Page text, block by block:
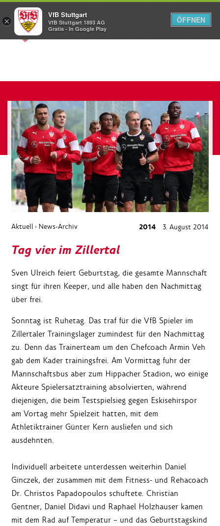
Menü
Aktuell › News-Archiv 2014 3. August 2014
Tag vier im Zillertal
Sven Ulreich feiert Geburtstag, die gesamte Mannschaft
singt für ihren Keeper, und alle haben den Nachmittag
über frei.
Sonntag ist Ruhetag. Das traf für die VfB Spieler im
Zillertaler Trainingslager zumindest für den Nachmittag
zu. Denn das Trainerteam um den Chefcoach Armin Veh
gab dem Kader trainingsfrei. Am Vormittag fuhr der
Mannschaftsbus aber zum Hippacher Stadion, wo einige
Akteure Spielersatztraining absolvierten, während
diejenigen, die beim Testspielsieg gegen Eskisehirspor
am Vortag mehr Spielzeit hatten, mit dem
Athletiktrainer Günter Kern ausliefen und sich
ausdehnten.
Individuell arbeitete unterdessen weiterhin Daniel
Ginczek, der zusammen mit dem Fitness- und Rehacoach
Dr. Christos Papadopoulos schuftete. Christian
Gentner, Daniel Didavi und Raphael Holzhauser kamen
mit dem Rad auf Temperatur – und das Geburtstagskind
×
VfB Stuttgart
VfB Stuttgart 1893 AG
Gratis - In Google Play
ÖFFNEN